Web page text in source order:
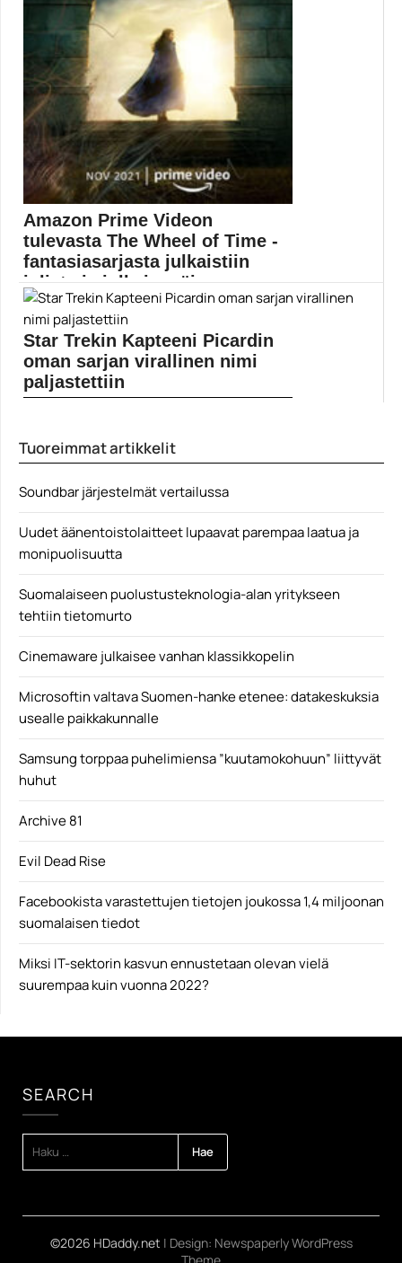
Amazon Prime Videon
tulevasta The Wheel of Time -
fantasiasarjasta julkaistiin
juliste ja julkaisupäi...
The Wheel of Time -sarja alkaa Amazon Prime...
Amazon Prime Video
Star Trekin Kapteeni Picardin
oman sarjan virallinen nimi
paljastettiin
Elokuvat
Tuoreimmat artikkelit
Soundbar järjestelmät vertailussa
Uudet äänentoistolaitteet lupaavat parempaa laatua ja
monipuolisuutta
Suomalaiseen puolustusteknologia-alan yritykseen
tehtiin tietomurto
Cinemaware julkaisee vanhan klassikkopelin
Microsoftin valtava Suomen-hanke etenee: datakeskuksia
usealle paikkakunnalle
Samsung torppaa puhelimiensa ”kuutamokohuun” liittyvät
huhut
Archive 81
Evil Dead Rise
Facebookista varastettujen tietojen joukossa 1,4 miljoonan
suomalaisen tiedot
Miksi IT-sektorin kasvun ennustetaan olevan vielä
suurempaa kuin vuonna 2022?
SEARCH
©2026 HDaddy.net | Design: Newspaperly WordPress